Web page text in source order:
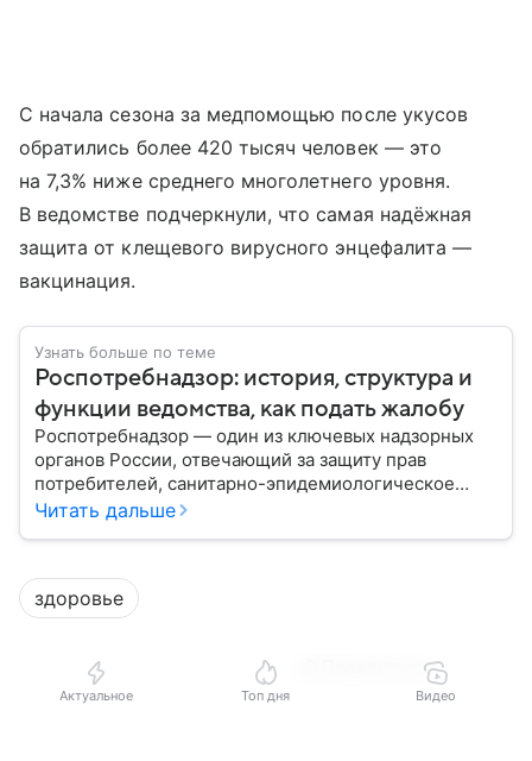
С начала сезона за медпомощью после укусов
обратились более 420 тысяч человек — это
на 7,3% ниже среднего многолетнего уровня.
В ведомстве подчеркнули, что самая надёжная
защита от клещевого вирусного энцефалита —
вакцинация.
Узнать больше по теме
Роспотребнадзор: история, структура и
функции ведомства, как подать жалобу
Роспотребнадзор — один из ключевых надзорных
органов России, отвечающий за защиту прав
потребителей, санитарно-эпидемиологическое
благополучие населения и контроль соблюдения
руководит им сегодня.
Читать дальше
здоровье
Поделиться
Актуальное Топ дня Видео